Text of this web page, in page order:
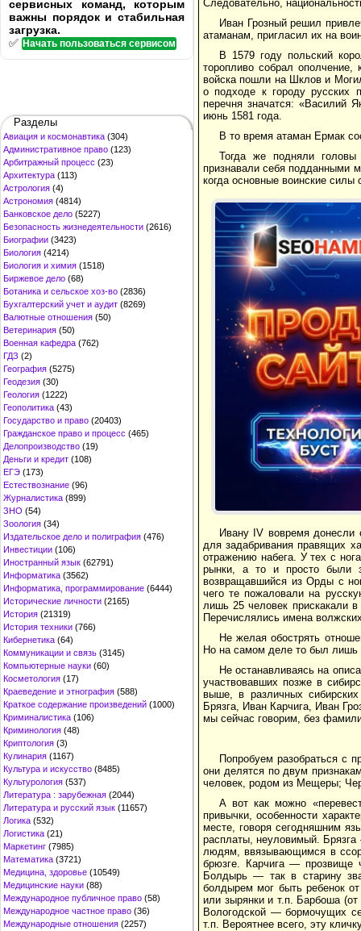
сервисных команд, которым
важны порядок и стабильная
загрузка.
✅ Начать пользоваться сервисом
Разделы
Авиация и космонавтика (304)
Административное право (123)
Арбитражный процесс (23)
Архитектура (113)
Астрология (4)
Астрономия (4814)
Банковское дело (5227)
Безопасность жизнедеятельности (2616)
Биографии (3423)
Биология (4214)
Биология и химия (1518)
Биржевое дело (68)
Ботаника и сельское хоз-во (2836)
Бухгалтерский учет и аудит (8269)
Валютные отношения (50)
Ветеринария (50)
Военная кафедра (762)
ГДЗ (2)
География (5275)
Геодезия (30)
Геология (1222)
Геополитика (43)
Государство и право (20403)
Гражданское право и процесс (465)
Делопроизводство (19)
Деньги и кредит (108)
ЕГЭ (173)
Естествознание (96)
Журналистика (899)
ЗНО (54)
Зоология (34)
Издательское дело и полиграфия (476)
Инвестиции (106)
Иностранный язык (62791)
Информатика (3562)
Информатика, программирование (6444)
Исторические личности (2165)
История (21319)
История техники (766)
Кибернетика (64)
Коммуникации и связь (3145)
Компьютерные науки (60)
Косметология (17)
Краеведение и этнография (588)
Краткое содержание произведений (1000)
Криминалистика (106)
Криминология (48)
Криптология (3)
Кулинария (1167)
Культура и искусство (8485)
Культурология (537)
Литература : зарубежная (2044)
Литература и русский язык (11657)
Логика (532)
Логистика (21)
Маркетинг (7985)
Математика (3721)
Медицина, здоровье (10549)
Медицинские науки (88)
Международное публичное право (58)
Международное частное право (36)
Международные отношения (2257)
Следовательно,
Иван Грозный решил
атаманам, пригласил их на
В 1579 году польский
торопливо собрал
войска пошли на Шклов и
о подходе к городу русских
перечня значатся: «Василий
июнь 1581 года.
В то время атаман Ермак
Тогда же подняли
признавали себя подданными
когда основные воинские
Ивану IV вовремя
для задабривания правящих
отражению набега. У тех с
рынки, а то и просто были
возвращавшийся из Орды с
чего те пожаловали на
лишь 25 человек прискакали
Перечислялись имена
Не желая обострять
Но на самом деле то был лишь
Не останавливаясь на
участвовавших позже в
выше, в различных
Брязга, Иван Карчига, Иван
мы сейчас говорим, без
Попробуем разобраться с
они делятся по двум
человек, родом из Мещеры;
А вот как можно
привычки, особенности
месте, говоря сегодняшним
расплаты, неуловимый. Брязга
людям, ввязывающимся в
брюзге. Карчига — прозвище
Болдырь — так в старину
болдырем мог быть ребенок
или зырянки и т.п. Барбоша
Вологодской — бормочущих
т.п. Вероятнее всего, эту